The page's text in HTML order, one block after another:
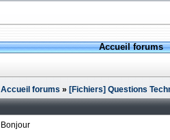
Accueil forums
Accueil forums » [Fichiers] Questions
Bonjour